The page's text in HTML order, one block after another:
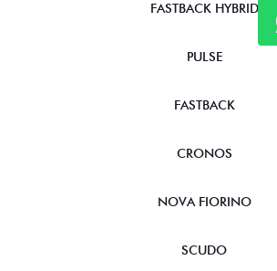
FASTBACK HYBRID
PULSE
FASTBACK
CRONOS
NOVA FIORINO
SCUDO